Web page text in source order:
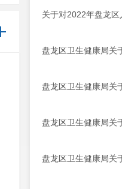
关于对2022年盘龙
盘龙区卫生健康局关
盘龙区卫生健康局关
盘龙区卫生健康局关
盘龙区卫生健康局关